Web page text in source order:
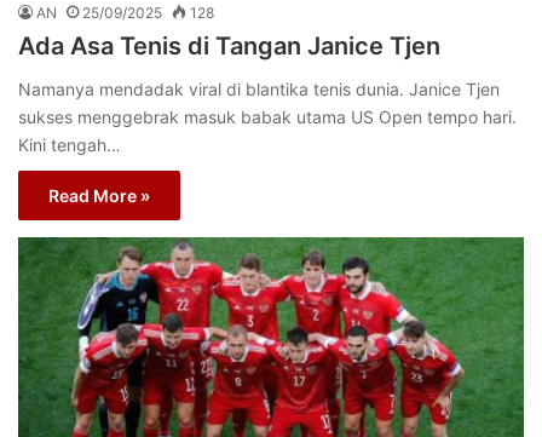
AN 25/09/2025 128
Ada Asa Tenis di Tangan Janice Tjen
Namanya mendadak viral di blantika tenis dunia. Janice Tjen
sukses menggebrak masuk babak utama US Open tempo hari.
Kini tengah…
Read More »